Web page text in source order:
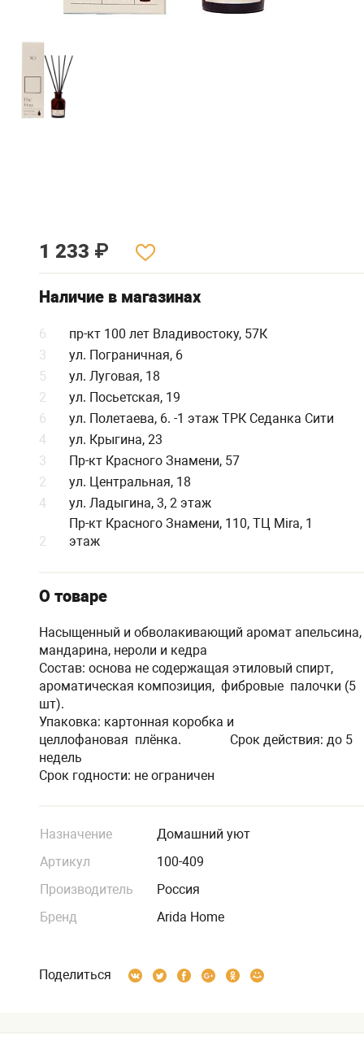
1 233 ₽
Наличие в магазинах
6
пр-кт 100 лет Владивостоку, 57К
3
ул. Пограничная, 6
5
ул. Луговая, 18
2
ул. Посьетская, 19
6
ул. Полетаева, 6. -1 этаж ТРК Седанка Сити
4
ул. Крыгина, 23
3
Пр-кт Красного Знамени, 57
2
ул. Центральная, 18
4
ул. Ладыгина, 3, 2 этаж
2
Пр-кт Красного Знамени, 110, ТЦ Mira, 1
этаж
О товаре
Насыщенный и обволакивающий аромат апельсина,
мандарина, нероли и кедра
Состав: основа не содержащая этиловый спирт,
ароматическая композиция, фибровые палочки (5
шт).
Упаковка: картонная коробка и
целлофановая плёнка. Срок действия: до 5
недель
Срок годности: не ограничен
Назначение
Домашний уют
Артикул
100-409
Производитель
Россия
Бренд
Arida Home
Поделиться